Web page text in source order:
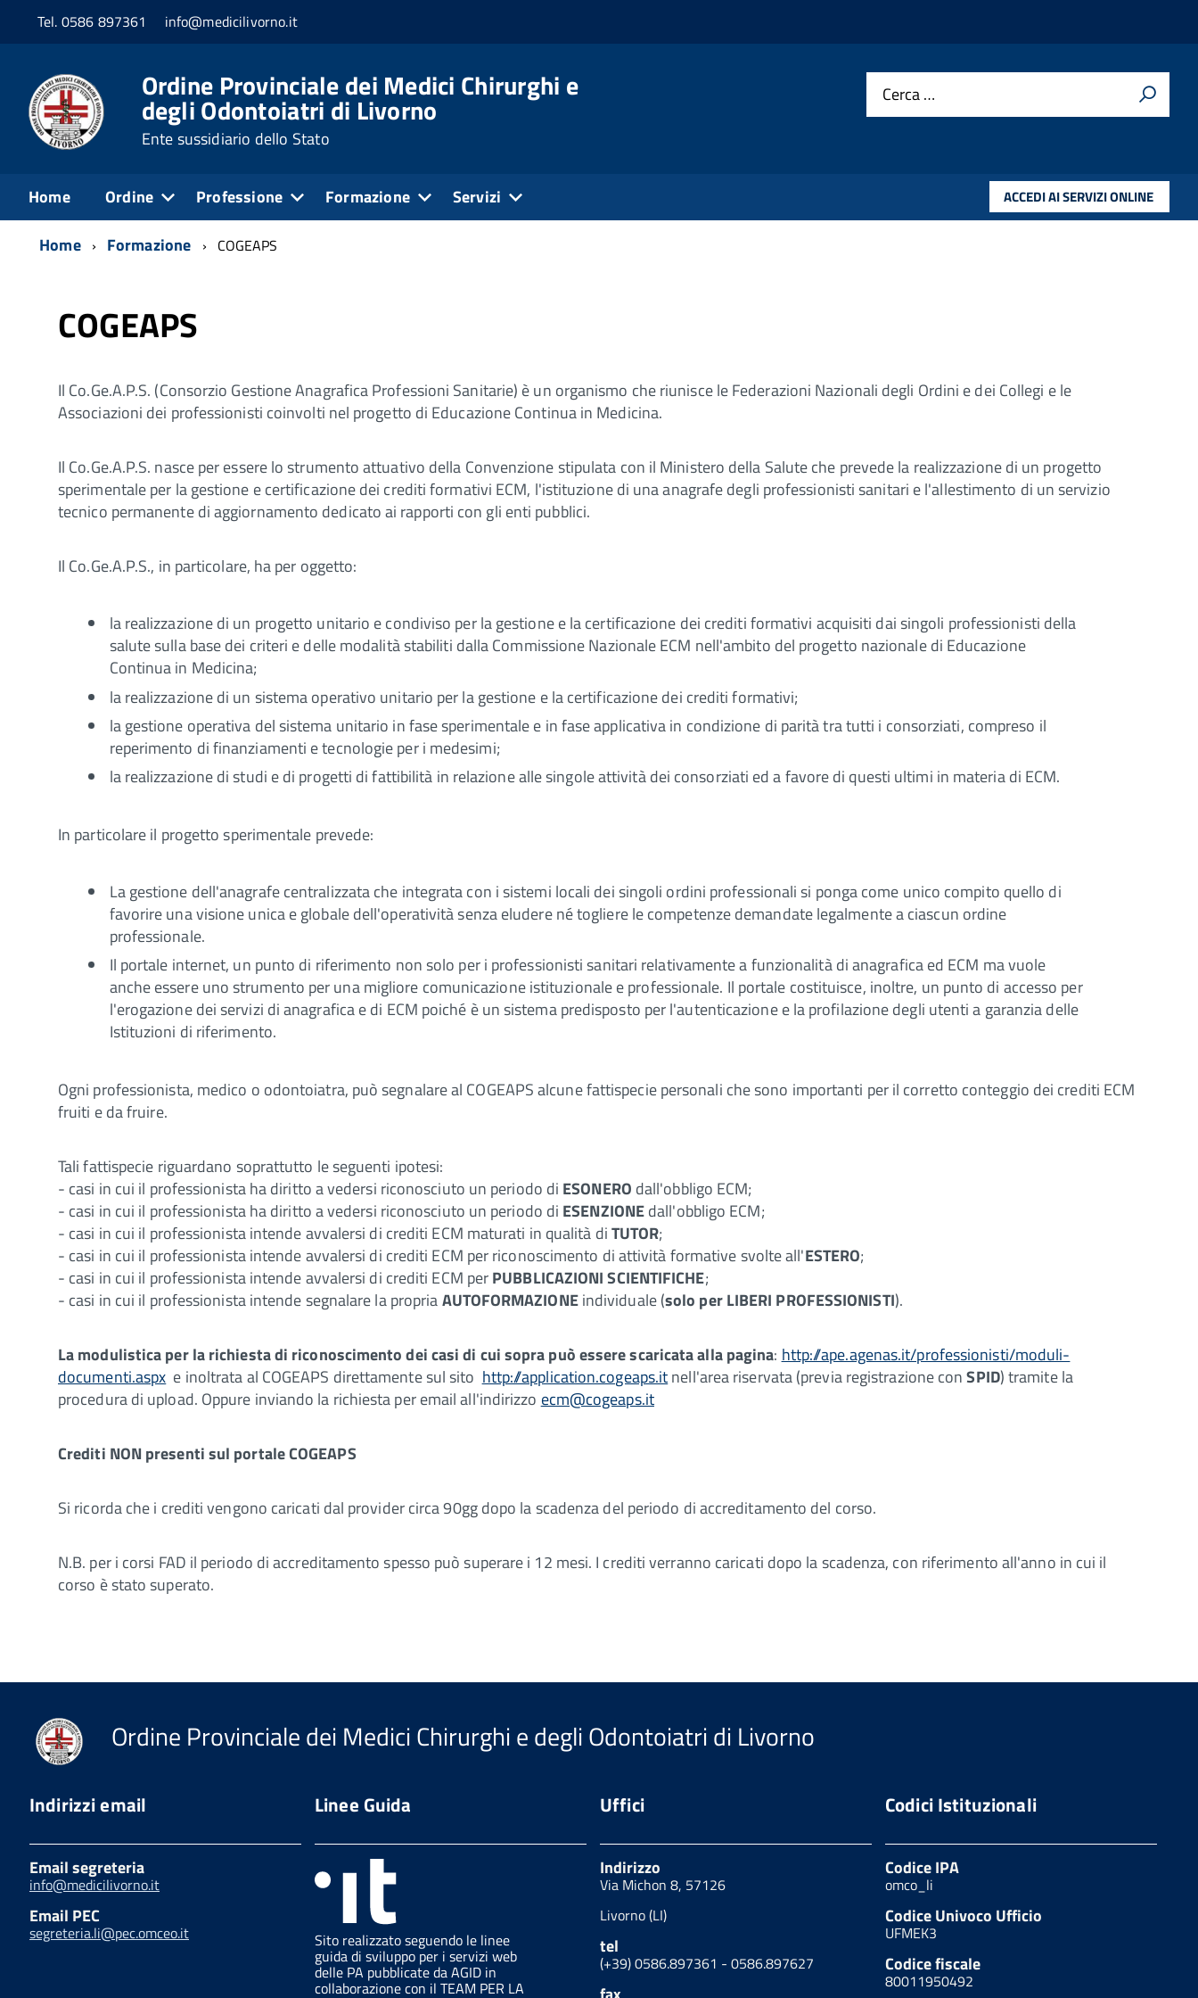
Tel. 0586 897361 info@medicilivorno.it
Ordine Provinciale dei Medici Chirurghi e
degli Odontoiatri di Livorno
Ente sussidiario dello Stato
Cerca …
Home Ordine Professione Formazione Servizi ACCEDI AI SERVIZI ONLINE
Home Formazione COGEAPS
COGEAPS
Il Co.Ge.A.P.S. (Consorzio Gestione Anagrafica Professioni Sanitarie) è un organismo che riunisce le Federazioni Nazionali degli Ordini e dei Collegi e le
Associazioni dei professionisti coinvolti nel progetto di Educazione Continua in Medicina.
Il Co.Ge.A.P.S. nasce per essere lo strumento attuativo della Convenzione stipulata con il Ministero della Salute che prevede la realizzazione di un progetto
sperimentale per la gestione e certificazione dei crediti formativi ECM, l'istituzione di una anagrafe degli professionisti sanitari e l'allestimento di un servizio
tecnico permanente di aggiornamento dedicato ai rapporti con gli enti pubblici.
Il Co.Ge.A.P.S., in particolare, ha per oggetto:
la realizzazione di un progetto unitario e condiviso per la gestione e la certificazione dei crediti formativi acquisiti dai singoli professionisti della
salute sulla base dei criteri e delle modalità stabiliti dalla Commissione Nazionale ECM nell'ambito del progetto nazionale di Educazione
Continua in Medicina;
la realizzazione di un sistema operativo unitario per la gestione e la certificazione dei crediti formativi;
la gestione operativa del sistema unitario in fase sperimentale e in fase applicativa in condizione di parità tra tutti i consorziati, compreso il
reperimento di finanziamenti e tecnologie per i medesimi;
la realizzazione di studi e di progetti di fattibilità in relazione alle singole attività dei consorziati ed a favore di questi ultimi in materia di ECM.
In particolare il progetto sperimentale prevede:
La gestione dell'anagrafe centralizzata che integrata con i sistemi locali dei singoli ordini professionali si ponga come unico compito quello di
favorire una visione unica e globale dell'operatività senza eludere né togliere le competenze demandate legalmente a ciascun ordine
professionale.
Il portale internet, un punto di riferimento non solo per i professionisti sanitari relativamente a funzionalità di anagrafica ed ECM ma vuole
anche essere uno strumento per una migliore comunicazione istituzionale e professionale. Il portale costituisce, inoltre, un punto di accesso per
l'erogazione dei servizi di anagrafica e di ECM poiché è un sistema predisposto per l'autenticazione e la profilazione degli utenti a garanzia delle
Istituzioni di riferimento.
Ogni professionista, medico o odontoiatra, può segnalare al COGEAPS alcune fattispecie personali che sono importanti per il corretto conteggio dei crediti ECM
fruiti e da fruire.
Tali fattispecie riguardano soprattutto le seguenti ipotesi:
- casi in cui il professionista ha diritto a vedersi riconosciuto un periodo di ESONERO dall'obbligo ECM;
- casi in cui il professionista ha diritto a vedersi riconosciuto un periodo di ESENZIONEdall'obbligo ECM;
- casi in cui il professionista intende avvalersi di crediti ECM maturati in qualità diTUTOR;
- casi in cui il professionista intende avvalersi di crediti ECM per riconoscimento di attività formative svolte all'ESTERO;
- casi in cui il professionista intende avvalersi di crediti ECM perPUBBLICAZIONI SCIENTIFICHE;
- casi in cui il professionista intende segnalare la propriaAUTOFORMAZIONEindividuale (solo per LIBERI PROFESSIONISTI).
La modulistica per la richiesta di riconoscimento dei casi di cui sopra può essere scaricata alla pagina: http://ape.agenas.it/professionisti/moduli-
documenti.aspx e inoltrata al COGEAPS direttamente sul sito http://application.cogeaps.itnell'area riservata (previa registrazione conSPID) tramite la
procedura di upload. Oppure inviando la richiesta per email all'indirizzo ecm@cogeaps.it
Crediti NON presenti sul portale COGEAPS
Si ricorda che i crediti vengono caricati dal provider circa 90gg dopo la scadenza del periodo di accreditamento del corso.
N.B. per i corsi FAD il periodo di accreditamento spesso può superare i 12 mesi. I crediti verranno caricati dopo la scadenza, con riferimento all'anno in cui il
corso è stato superato.
Ordine Provinciale dei Medici Chirurghi e degli Odontoiatri di Livorno
Indirizzi email
Email segreteria
info@medicilivorno.it
Email PEC
segreteria.li@pec.omceo.it
Linee Guida
Sito realizzato seguendo le linee
guida di sviluppo per i servizi web
delle PA pubblicate da AGID in
collaborazione con il TEAM PER LA
Uffici
Indirizzo
Via Michon 8, 57126
Livorno (LI)
tel
(+39) 0586.897361 - 0586.897627
Codici Istituzionali
Codice IPA
omco_li
Codice Univoco Ufficio
UFMEK3
Codice fiscale
80011950492